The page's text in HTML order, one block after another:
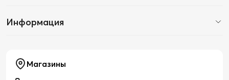
Информация
Магазины